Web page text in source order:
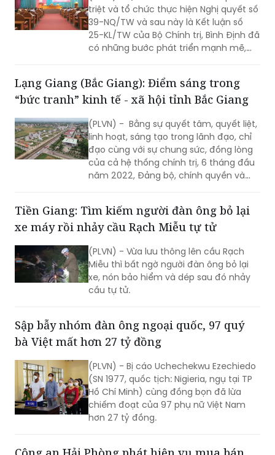
25-KL/TW của Bộ Chính trị, Bình Định đã
có những bước phát triển mạnh mẽ,
trở thành địa phương phát triển khá
trong khu vực miền Trung với quy mô
kinh tế không ngừng mở rộng.
Lạng Giang (Bắc Giang): Điểm sáng trong
(PLVN) - Bằng sự quyết tâm, quyết liệt,
linh hoạt, sáng tạo trong lãnh đạo, chỉ
đạo cùng với sự chung sức, đồng lòng
của cả hệ thống chính trị, 6 tháng đầu
năm 2022, Đảng bộ, chính quyền và
nhân dân huyện Lạng Giang (tỉnh Bắc
Giang) đã đoàn kết, đồng lòng thực
hiện tốt “mục tiêu kép”; vừa triển khai
dịch vừa phát triển kinh tế, nâng cao
đời sống cho bà con nhân dân.
Tiền Giang: Tìm kiếm người đàn ông bỏ lại
(PLVN) - Vừa lưu thông lên cầu Rạch
Miễu thì bất ngờ người đàn ông bỏ lại
xe, nón bảo hiểm và dép sau đó nhảy
cầu tự tử.
Sập bẫy nhóm đàn ông ngoại quốc, 97 quý
(PLVN) - Bị cáo Uchechekwu Ezechiedo
(SN 1977, quốc tịch: Nigieria, ngụ tại TP
Hồ Chí Minh) cùng đồng bọn đã lừa
chiếm đoạt của 97 phụ nữ Việt Nam
hơn 27 tỷ đồng.
Công an Hải Phòng phát hiện vụ mua bán